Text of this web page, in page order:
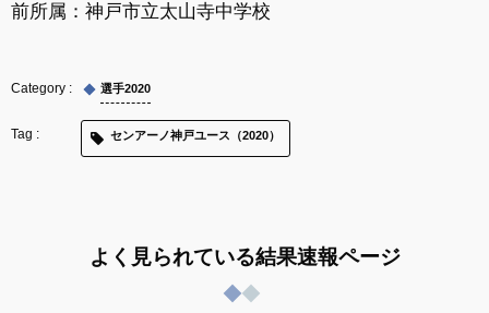
前所属： 神戸市立太山寺中学校
選手2020
センアーノ神戸ユース（2020）
よく見られている結果速報ページ